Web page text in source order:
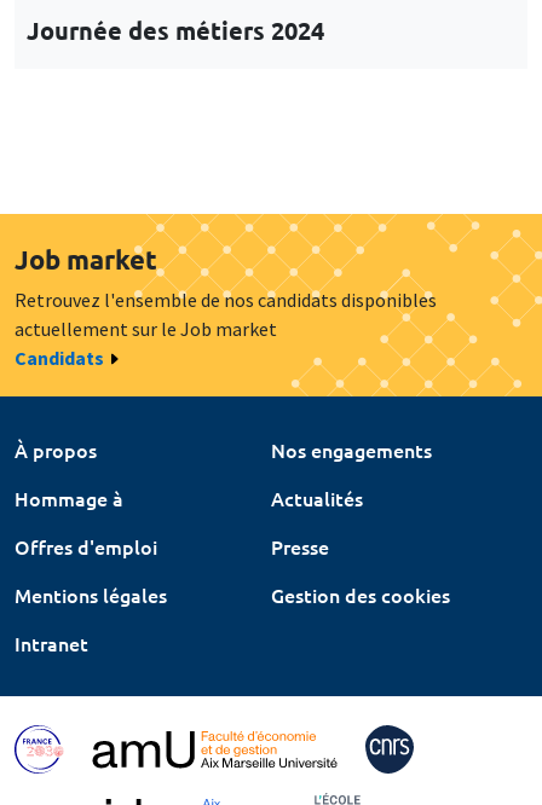
Journée des métiers 2024
Job market
Retrouvez l'ensemble de nos candidats disponibles
actuellement sur le Job market
Candidats
À propos
Nos engagements
Hommage à
Actualités
Offres d'emploi
Presse
Mentions légales
Gestion des cookies
Intranet